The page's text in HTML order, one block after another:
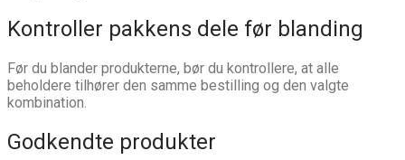
Kontroller pakkens dele før blanding
Før du blander produkterne, bør du kontrollere, at alle
beholdere tilhører den samme bestilling og den valgte
kombination.
Godkendte produkter